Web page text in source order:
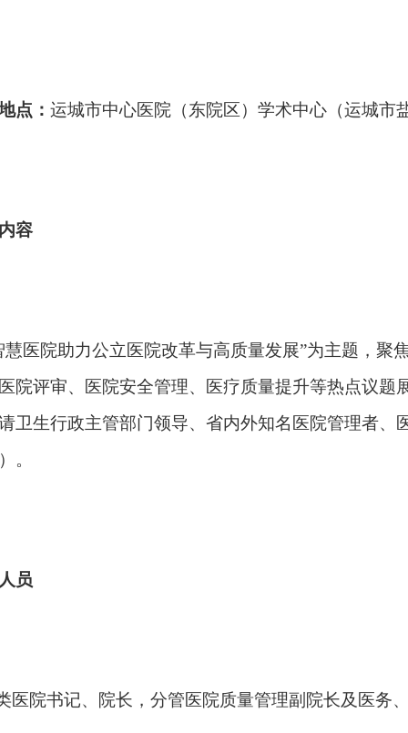
点： 运城市中心医院（东院区）学术中心（运城市
容
慧医院助力公立医院改革与高质量发展”为主题，聚
院评审、医院安全管理、医疗质量提升等热点议题
卫生行政主管部门领导、省内外知名医院管理者、
。
员
医院书记、院长，分管医院质量管理副院长及医务